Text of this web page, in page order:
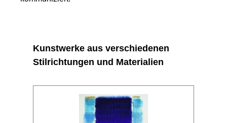
Produktgalerie überspringen
Kunstwerke aus verschiedenen
Stilrichtungen und Materialien